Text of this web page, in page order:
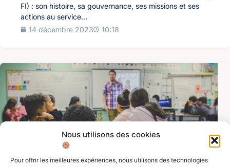
Nous utilisons des cookies
Pour offrir les meilleures expériences, nous utilisons des technologies
FI) : son histoire, sa gouvernance, ses missions et ses
actions au service...
14 décembre 2023
10:18